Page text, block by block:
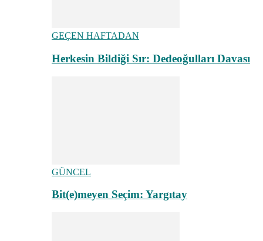
GEÇEN HAFTADAN
Herkesin Bildiği Sır: Dedeoğulları Davası
GÜNCEL
Bit(e)meyen Seçim: Yargıtay